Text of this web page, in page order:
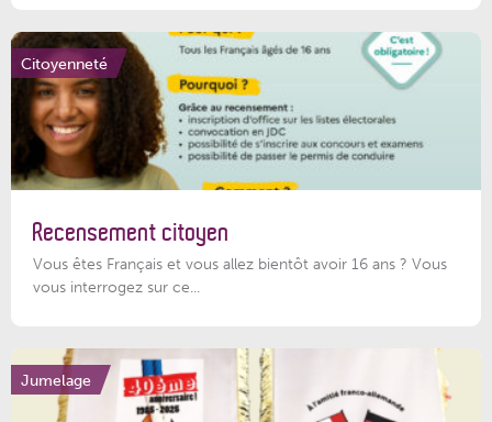
Citoyenneté
Recensement citoyen
Vous êtes Français et vous allez bientôt avoir 16 ans ? Vous
vous interrogez sur ce...
Jumelage